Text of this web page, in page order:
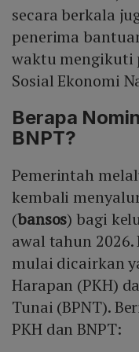
secara berkala
penerima
waktu mengikuti
Sosial Ekonomi
Berapa
BNPT?
Pemerintah
kembali
(bansos) bagi
awal tahun
mulai dicairkan
Harapan (PKH)
Tunai (BPNT).
PKH dan BNPT: